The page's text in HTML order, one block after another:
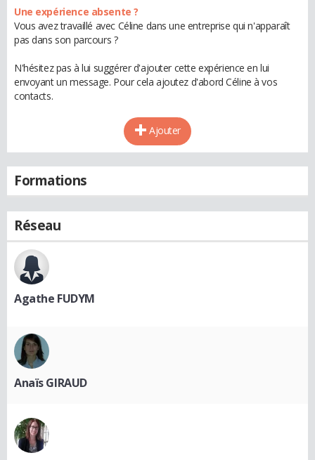
Une expérience absente ?
Vous avez travaillé avec Céline dans une entreprise qui n'apparaît
pas dans son parcours ?
N'hésitez pas à lui suggérer d'ajouter cette expérience en lui
envoyant un message. Pour cela ajoutez d'abord Céline à vos
contacts.
Ajouter
Formations
Réseau
Agathe FUDYM
Anaïs GIRAUD